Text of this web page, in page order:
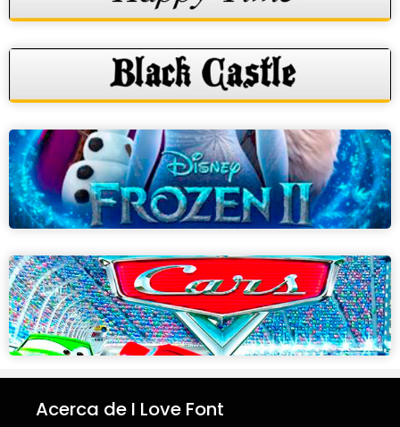
Acerca de I Love Font